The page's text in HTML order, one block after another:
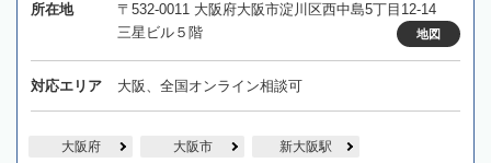
所在地
〒532-0011 大阪府大阪市淀川区西中島5丁目12-14
三星ビル５階
地図
対応エリア 大阪、全国オンライン相談可
大阪府 大阪市 新大阪駅